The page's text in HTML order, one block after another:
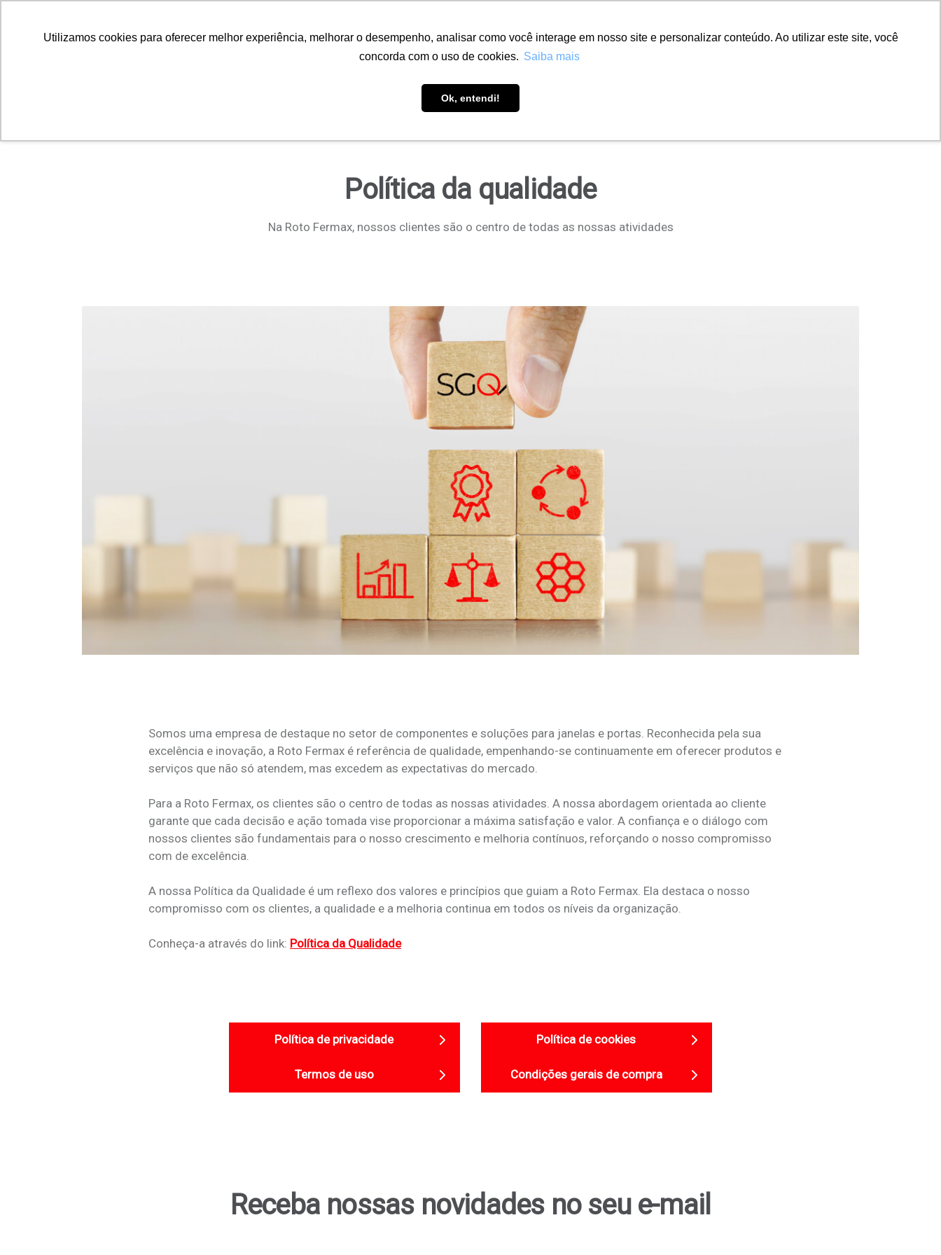
Utilizamos cookies para oferecer melhor experiência, melhorar o desempenho, analisar como você interage em nosso site e personalizar conteúdo. Ao utilizar este site, você
concorda com o uso de cookies. Saiba mais
Ok, entendi!
Soluções Onde encontrar Downloads
Política da qualidade
Na Roto Fermax, nossos clientes são o centro de todas as nossas atividades
Somos uma empresa de destaque no setor de componentes e soluções para janelas e portas. Reconhecida pela sua
excelência e inovação, a Roto Fermax é referência de qualidade, empenhando-se continuamente em oferecer produtos e
serviços que não só atendem, mas excedem as expectativas do mercado.
Para a Roto Fermax, os clientes são o centro de todas as nossas atividades. A nossa abordagem orientada ao cliente
garante que cada decisão e ação tomada vise proporcionar a máxima satisfação e valor. A confiança e o diálogo com
nossos clientes são fundamentais para o nosso crescimento e melhoria contínuos, reforçando o nosso compromisso
com de excelência.
A nossa Política da Qualidade é um reflexo dos valores e princípios que guiam a Roto Fermax. Ela destaca o nosso
compromisso com os clientes, a qualidade e a melhoria continua em todos os níveis da organização.
Conheça-a através do link: Política da Qualidade
Política de privacidade Política de cookies
Termos de uso Condições gerais de compra
Receba nossas novidades no seu e-mail